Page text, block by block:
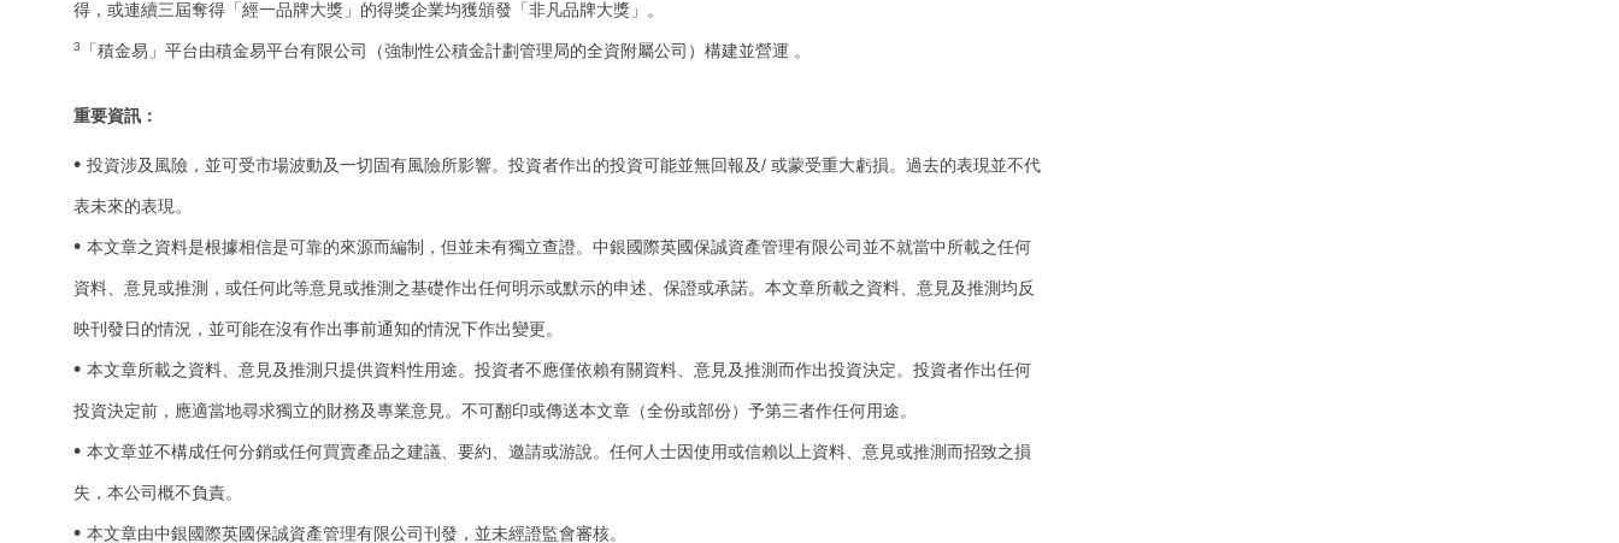
得，或連續三屆奪得「經一品牌大獎」的得獎企業均獲頒發「非凡品牌大獎」。
3 「積金易」平台由積金易平台有限公司（強制性公積金計劃管理局的全資附屬公司）構建並營運 。
重要資訊：
• 投資涉及風險，並可受市場波動及一切固有風險所影響。投資者作出的投資可能並無回報及/ 或蒙受重大虧損。過去的表現並不代
表未來的表現。
• 本文章之資料是根據相信是可靠的來源而編制，但並未有獨立查證。中銀國際英國保誠資產管理有限公司並不就當中所載之任何
資料、意見或推測，或任何此等意見或推測之基礎作出任何明示或默示的申述、保證或承諾。本文章所載之資料、意見及推測均反
映刊發日的情況，並可能在沒有作出事前通知的情況下作出變更。
• 本文章所載之資料、意見及推測只提供資料性用途。投資者不應僅依賴有關資料、意見及推測而作出投資決定。投資者作出任何
投資決定前，應適當地尋求獨立的財務及專業意見。不可翻印或傳送本文章（全份或部份）予第三者作任何用途。
• 本文章並不構成任何分銷或任何買賣產品之建議、要約、邀請或游說。任何人士因使用或信賴以上資料、意見或推測而招致之損
失，本公司概不負責。
• 本文章由中銀國際英國保誠資產管理有限公司刊發，並未經證監會審核。